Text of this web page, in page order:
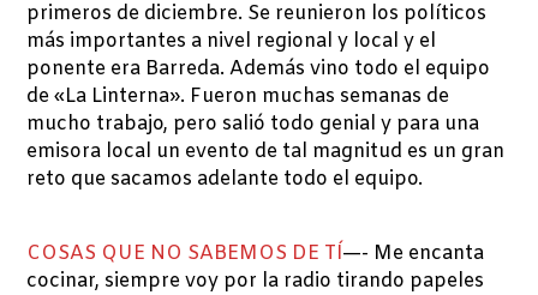
primeros de diciembre. Se reunieron los políticos
más importantes a nivel regional y local y el
ponente era Barreda. Además vino todo el equipo
de «La Linterna». Fueron muchas semanas de
mucho trabajo, pero salió todo genial y para una
emisora local un evento de tal magnitud es un gran
reto que sacamos adelante todo el equipo.
COSAS QUE NO SABEMOS DE TÍ—- Me encanta
cocinar, siempre voy por la radio tirando papeles